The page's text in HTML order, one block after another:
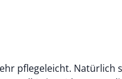
pflegeleicht.